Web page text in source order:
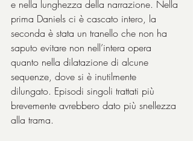
e nella lunghezza della narrazione. Nella
prima Daniels ci è cascato intero, la
seconda è stata un tranello che non ha
saputo evitare non nell’intera opera
quanto nella dilatazione di alcune
sequenze, dove si è inutilmente
dilungato. Episodi singoli trattati più
brevemente avrebbero dato più snellezza
alla trama.